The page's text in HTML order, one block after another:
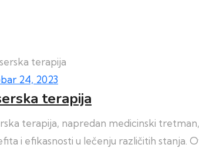
24, 2023
terapija
terapija, napredan medicinski
i efikasnosti u lečenju različitih stanja.